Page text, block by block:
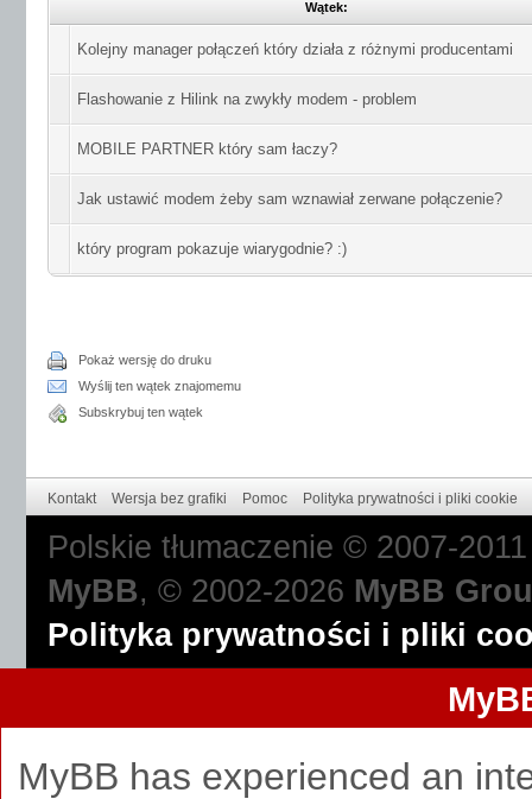
Wątek:
Kolejny manager połączeń który działa z różnymi producentami
Flashowanie z Hilink na zwykły modem - problem
MOBILE PARTNER który sam łaczy?
Jak ustawić modem żeby sam wznawiał zerwane połączenie?
który program pokazuje wiarygodnie? :)
Pokaż wersję do druku
Wyślij ten wątek znajomemu
Subskrybuj ten wątek
Kontakt Wersja bez grafiki Pomoc Polityka prywatności i pliki cookie
Polskie tłumaczenie © 2007-
MyBB, © 2002-2026 MyBB
Polityka prywatności i pliki
MyBB has experienced an